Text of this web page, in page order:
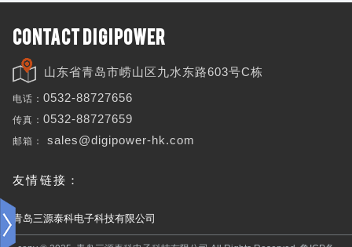
CONTACT DIGIPOWER
山东省青岛市崂山区九水东路603号C栋
电话： 0532-88727656
传真： 0532-88727659
邮箱： sales@digipower-hk.com
友情链接：
青岛三源泰科电子科技有限公司